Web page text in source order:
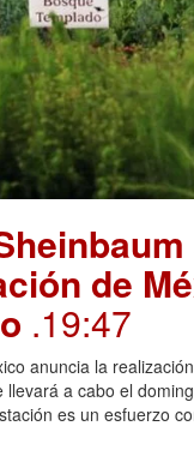
de
.19:47
anuncia la
llevará a cabo el
es un esfuerzo